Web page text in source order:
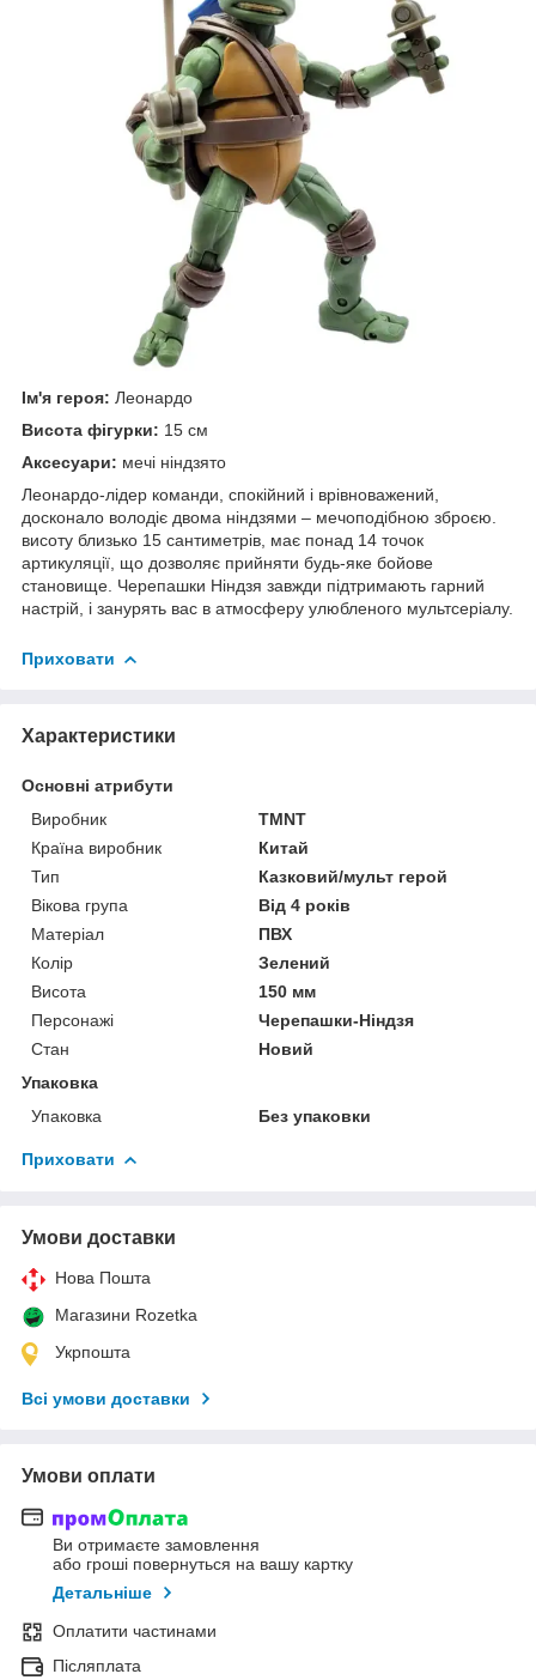
Ім'я героя: Леонардо
Висота фігурки: 15 см
Аксесуари: мечі ніндзято
Леонардо-лідер команди, спокійний і врівноважений,
досконало володіє двома ніндзями – мечоподібною зброєю.
висоту близько 15 сантиметрів, має понад 14 точок
артикуляції, що дозволяє прийняти будь-яке бойове
становище. Черепашки Ніндзя завжди підтримають гарний
настрій, і занурять вас в атмосферу улюбленого мультсеріалу.
Приховати
Характеристики
Основні атрибути
Виробник
TMNT
Країна виробник
Китай
Тип
Казковий/мульт герой
Вікова група
Від 4 років
Матеріал
ПВХ
Колір
Зелений
Висота
150 мм
Персонажі
Черепашки-Ніндзя
Стан
Новий
Упаковка
Упаковка
Без упаковки
Приховати
Умови доставки
Нова Пошта
Магазини Rozetka
Укрпошта
Всі умови доставки
Умови оплати
Ви отримаєте замовлення
або гроші повернуться на вашу картку
Детальніше
Оплатити частинами
Післяплата